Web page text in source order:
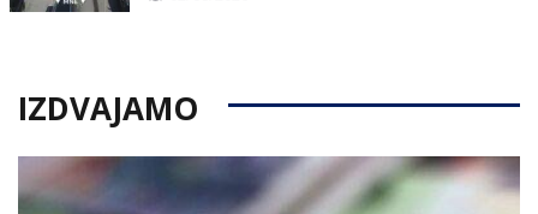
IZDVAJAMO